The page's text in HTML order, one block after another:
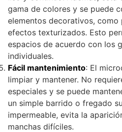
gama de colores y se puede
elementos decorativos, como
efectos texturizados. Esto
espacios de acuerdo con los
individuales.
Fácil mantenimiento: El
limpiar y mantener. No
especiales y se puede
un simple barrido o fregado
impermeable, evita la
manchas difíciles.